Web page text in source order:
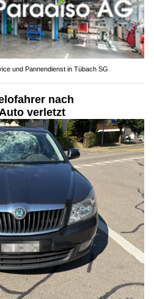
und Pannendienst in Tübach SG
nach
verletzt